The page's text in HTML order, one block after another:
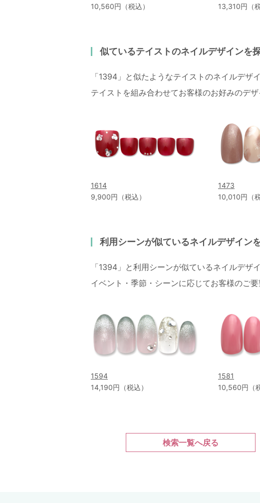
10,560円（税込）
13,310円（税
似ているテイストのネイルデザインを
「1394」と似たようなテイストのネイルデザ
テイストを組み合わせてお客様のお好みのデ
1614
9,900円（税込）
1473
10,010円（税
利用シーンが似ているネイルデザイン
「1394」と利用シーンが似ているネイルデザ
イベント・季節・シーンに応じてお客様のご
1594
14,190円（税込）
1581
10,560円（
検索一覧へ戻る